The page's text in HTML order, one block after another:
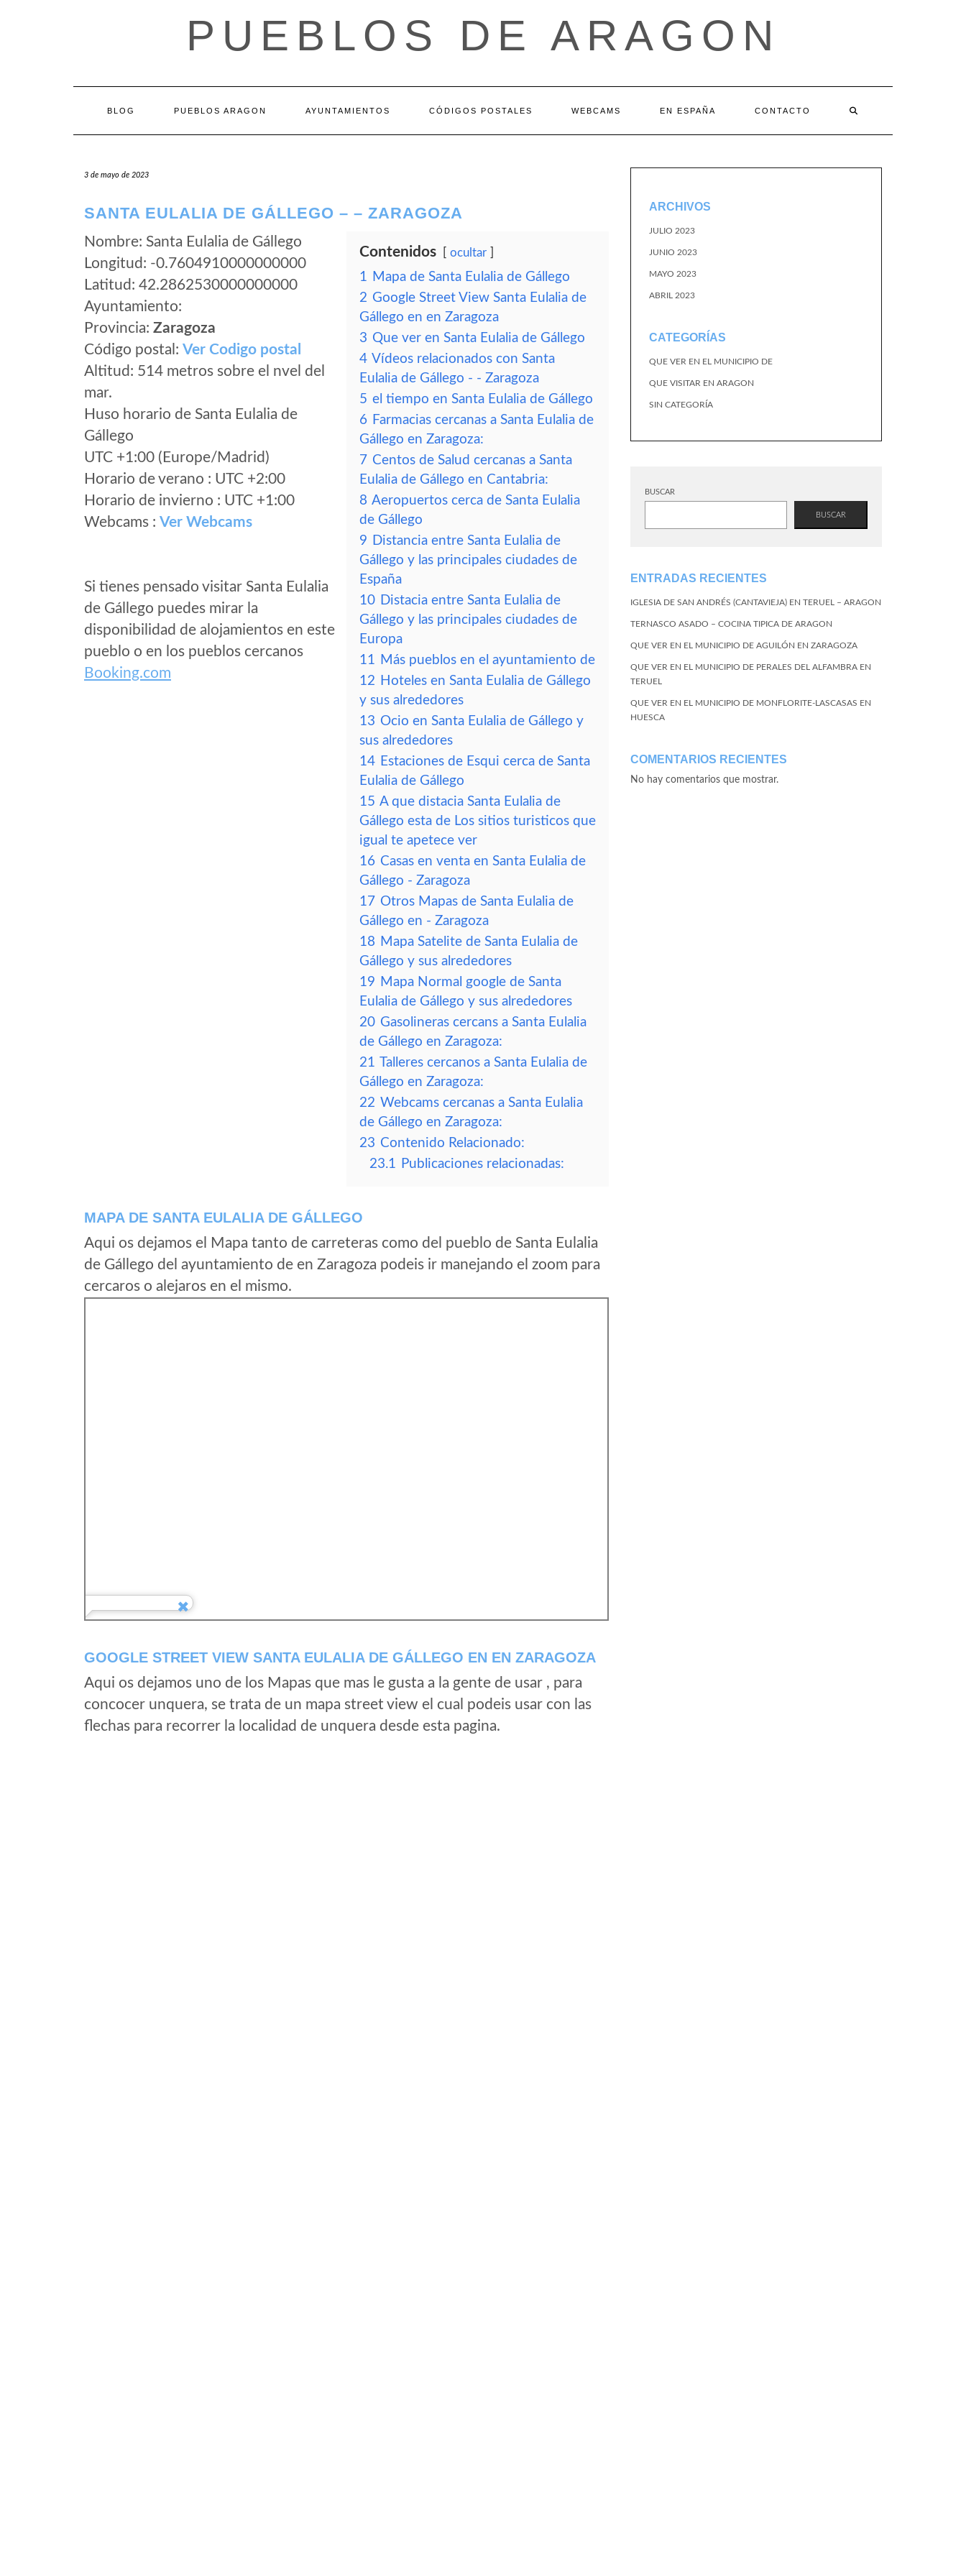
PUEBLOS DE ARAGON
BLOG PUEBLOS ARAGON AYUNTAMIENTOS CÓDIGOS POSTALES WEBCAMS EN ESPAÑA CONTACTO
3 de mayo de 2023
SANTA EULALIA DE GÁLLEGO – – ZARAGOZA
Nombre: Santa Eulalia de Gállego
Longitud: -0.7604910000000000
Latitud: 42.2862530000000000
Ayuntamiento:
Provincia: Zaragoza
Código postal: Ver Codigo postal
Altitud: 514 metros sobre el nvel del
mar.
Huso horario de Santa Eulalia de
Gállego
UTC +1:00 (Europe/Madrid)
Horario de verano : UTC +2:00
Horario de invierno : UTC +1:00
Webcams : Ver Webcams
Si tienes pensado visitar Santa Eulalia
de Gállego puedes mirar la
disponibilidad de alojamientos en este
pueblo o en los pueblos cercanos
Booking.com
Contenidos ocultar
1 Mapa de Santa Eulalia de Gállego
2 Google Street View Santa Eulalia de
Gállego en en Zaragoza
3 Que ver en Santa Eulalia de Gállego
4 Vídeos relacionados con Santa
Eulalia de Gállego - - Zaragoza
5 el tiempo en Santa Eulalia de Gállego
6 Farmacias cercanas a Santa Eulalia de
Gállego en Zaragoza:
7 Centos de Salud cercanas a Santa
Eulalia de Gállego en Cantabria:
8 Aeropuertos cerca de Santa Eulalia
de Gállego
9 Distancia entre Santa Eulalia de
Gállego y las principales ciudades de
España
10 Distacia entre Santa Eulalia de
Gállego y las principales ciudades de
Europa
11 Más pueblos en el ayuntamiento de
12 Hoteles en Santa Eulalia de Gállego
y sus alrededores
13 Ocio en Santa Eulalia de Gállego y
sus alrededores
14 Estaciones de Esqui cerca de Santa
Eulalia de Gállego
15 A que distacia Santa Eulalia de
Gállego esta de Los sitios turisticos que
igual te apetece ver
16 Casas en venta en Santa Eulalia de
Gállego - Zaragoza
17 Otros Mapas de Santa Eulalia de
Gállego en - Zaragoza
18 Mapa Satelite de Santa Eulalia de
Gállego y sus alrededores
19 Mapa Normal google de Santa
Eulalia de Gállego y sus alrededores
20 Gasolineras cercans a Santa Eulalia
de Gállego en Zaragoza:
21 Talleres cercanos a Santa Eulalia de
Gállego en Zaragoza:
22 Webcams cercanas a Santa Eulalia
de Gállego en Zaragoza:
23 Contenido Relacionado:
23.1 Publicaciones relacionadas:
MAPA DE SANTA EULALIA DE GÁLLEGO
Aqui os dejamos el Mapa tanto de carreteras como del pueblo de Santa Eulalia
de Gállego del ayuntamiento de en Zaragoza podeis ir manejando el zoom para
cercaros o alejaros en el mismo.
GOOGLE STREET VIEW SANTA EULALIA DE GÁLLEGO EN EN ZARAGOZA
Aqui os dejamos uno de los Mapas que mas le gusta a la gente de usar , para
concocer unquera, se trata de un mapa street view el cual podeis usar con las
flechas para recorrer la localidad de unquera desde esta pagina.
ARCHIVOS
JULIO 2023
JUNIO 2023
MAYO 2023
ABRIL 2023
CATEGORÍAS
QUE VER EN EL MUNICIPIO DE
QUE VISITAR EN ARAGON
SIN CATEGORÍA
BUSCAR
BUSCAR
ENTRADAS RECIENTES
IGLESIA DE SAN ANDRÉS (CANTAVIEJA) EN TERUEL – ARAGON
TERNASCO ASADO – COCINA TIPICA DE ARAGON
QUE VER EN EL MUNICIPIO DE AGUILÓN EN ZARAGOZA
QUE VER EN EL MUNICIPIO DE PERALES DEL ALFAMBRA EN
TERUEL
QUE VER EN EL MUNICIPIO DE MONFLORITE-LASCASAS EN
HUESCA
COMENTARIOS RECIENTES
No hay comentarios que mostrar.